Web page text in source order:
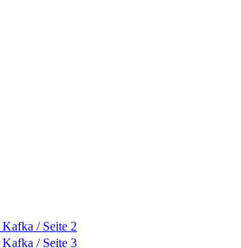
/ Seite 2
/ Seite 3